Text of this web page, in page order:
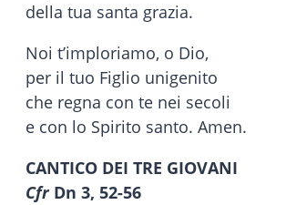
della tua santa grazia.
Noi t’imploriamo, o Dio,
per il tuo Figlio unigenito
che regna con te nei secoli
e con lo Spirito santo. Amen.
CANTICO DEI TRE GIOVANI
Cfr Dn 3, 52-56